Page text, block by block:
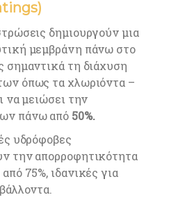
δημιουργούν μια
μεμβράνη πάνω στο
σημαντικά τη διάχυση
όπως τα χλωριόντα –
να μειώσει την
πάνω από 50%.
υδρόφοβες
την απορροφητικότητα
75%, ιδανικές για